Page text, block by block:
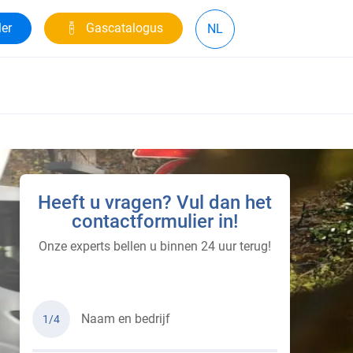
Gascatalogus NL
Heeft u vragen? Vul dan het
contactformulier in!
Onze experts bellen u binnen 24 uur terug!
1/4 Naam en bedrijf